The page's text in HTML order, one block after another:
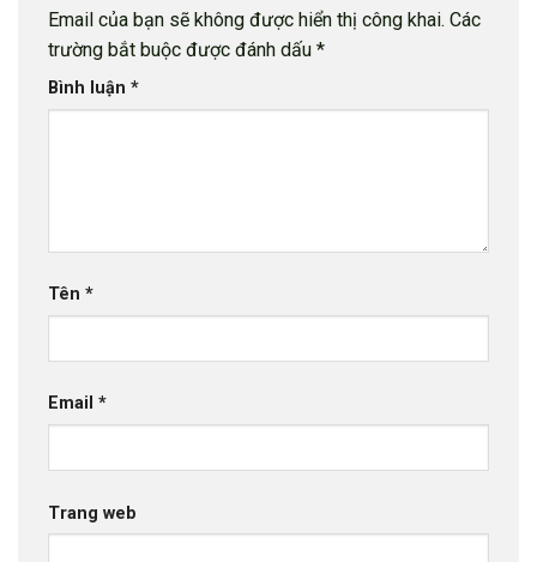
Email của bạn sẽ không được hiển thị công khai. Các
trường bắt buộc được đánh dấu *
Bình luận *
Tên *
Email *
Trang web